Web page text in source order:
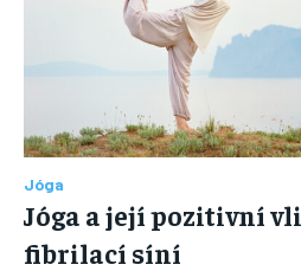
Jóga
Jóga a její pozitivní
fibrilací síní